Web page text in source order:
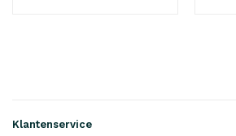
Klantenservice